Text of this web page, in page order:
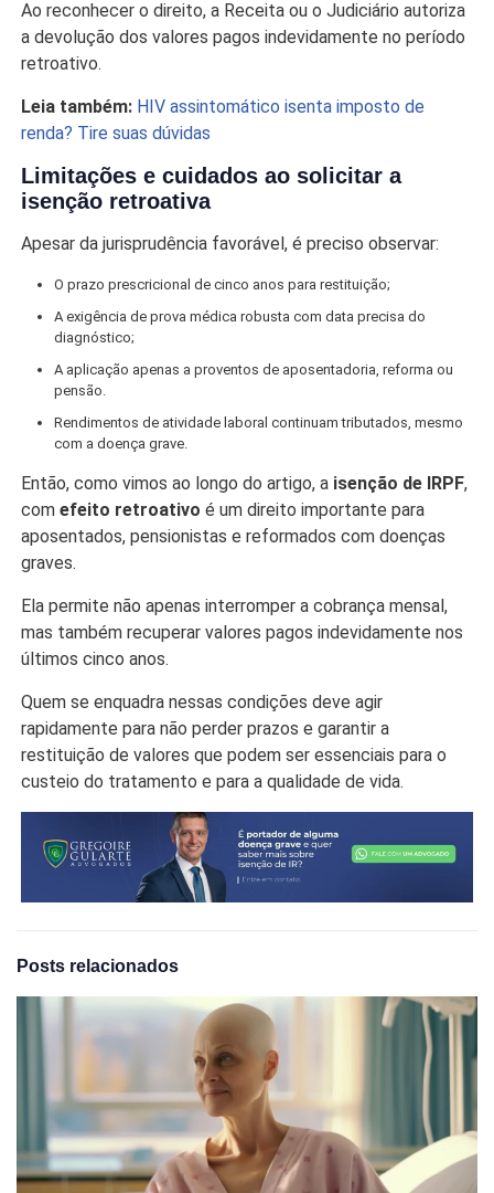
Ao reconhecer o direito, a Receita ou o Judiciário autoriza
a devolução dos valores pagos indevidamente no período
retroativo.
Leia também: HIV assintomático isenta imposto de
renda? Tire suas dúvidas
Limitações e cuidados ao solicitar a
isenção retroativa
Apesar da jurisprudência favorável, é preciso observar:
O prazo prescricional de cinco anos para restituição;
A exigência de prova médica robusta com data precisa do
diagnóstico;
A aplicação apenas a proventos de aposentadoria, reforma ou
pensão.
Rendimentos de atividade laboral continuam tributados, mesmo
com a doença grave.
Então, como vimos ao longo do artigo, a isenção de IRPF,
comefeito retroativoé um direito importante para
aposentados, pensionistas e reformados com doenças
graves.
Ela permite não apenas interromper a cobrança mensal,
mas também recuperar valores pagos indevidamente nos
últimos cinco anos.
Quem se enquadra nessas condições deve agir
rapidamente para não perder prazos e garantir a
restituição de valores que podem ser essenciais para o
custeio do tratamento e para a qualidade de vida.
Posts relacionados